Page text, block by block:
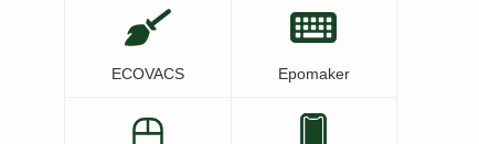
ECOVACS Epomaker